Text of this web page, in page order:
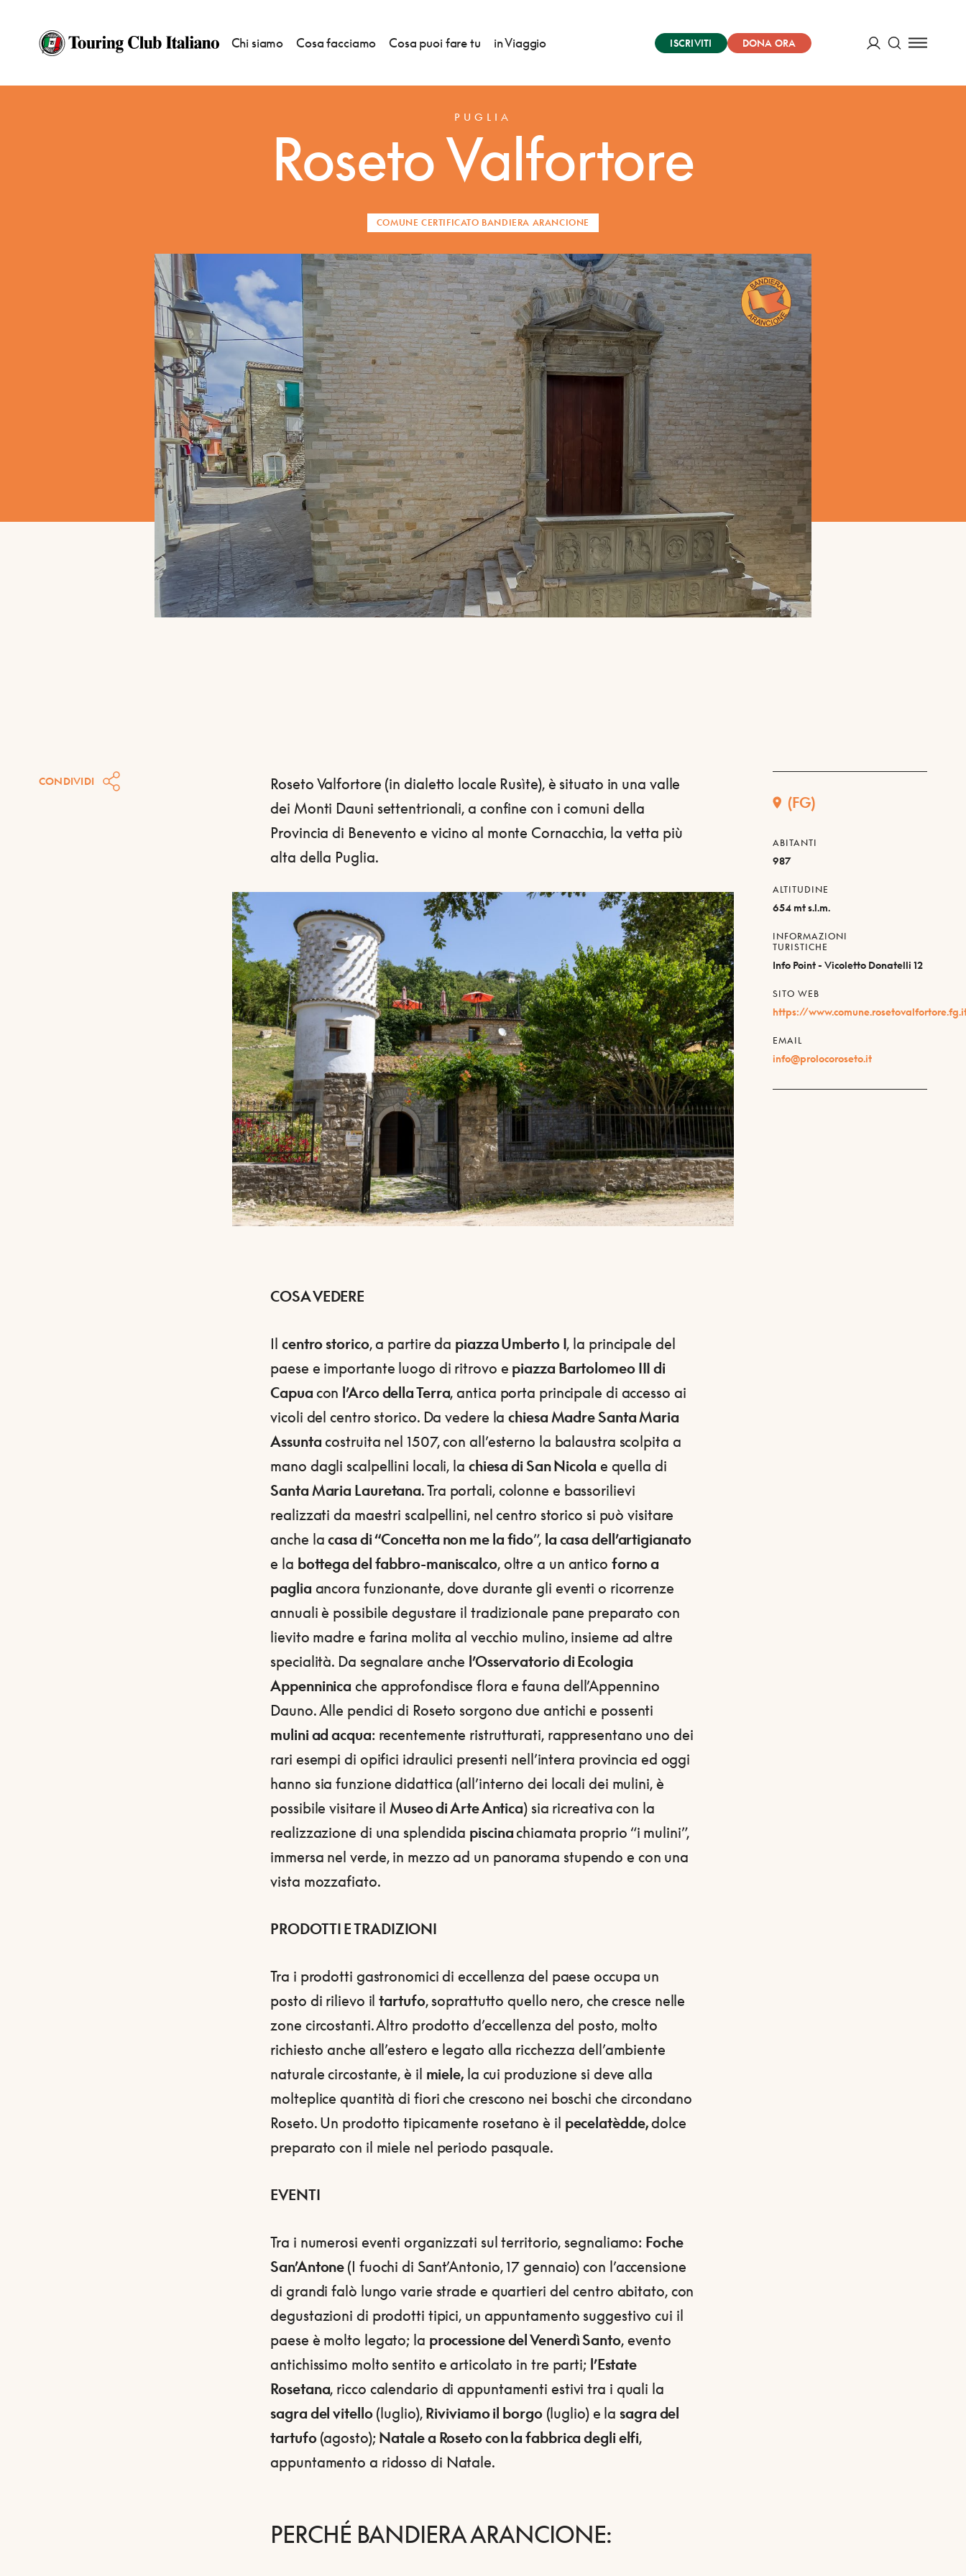
Chi siamo Cosa facciamo Cosa puoi fare tu in Viaggio ISCRIVITI
DONA ORA
HOME DESTINAZIONI ROSETO VALFORTORE (FG) - BANDIERA ARANCIONE DEL TCI
PUGLIA
Roseto Valfortore
COMUNE CERTIFICATO BANDIERA ARANCIONE
Roseto Valfortore (in dialetto locale Rusìte), è situato in una valle
dei Monti Dauni settentrionali, a confine con i comuni della
Provincia di Benevento e vicino al monte Cornacchia, la vetta più
alta della Puglia.
COSA VEDERE
Il centro storico, a partire da piazza Umberto I, la principale del
paese e importante luogo di ritrovo e piazza Bartolomeo III di
Capua con l’Arco della Terra, antica porta principale di accesso ai
vicoli del centro storico. Da vedere lachiesa Madre Santa Maria
Assunta costruita nel 1507, con all’esterno la balaustra scolpita a
mano dagli scalpellini locali, la chiesa di San Nicola e quella di
Santa Maria Lauretana. Tra portali, colonne e bassorilievi
realizzati da maestri scalpellini, nel centro storico si può visitare
anche lacasa di “Concetta non me la fido”, la casa dell’artigianato
e la bottega del fabbro-maniscalco, oltre a un antico forno a
paglia ancora funzionante, dove durante gli eventi o ricorrenze
annuali è possibile degustare il tradizionale pane preparato con
lievito madre e farina molita al vecchio mulino, insieme ad altre
specialità. Da segnalare anche l’Osservatorio di Ecologia
Appenninica che approfondisce flora e fauna dell’Appennino
Dauno. Alle pendici di Roseto sorgono due antichi e possenti
mulini ad acqua: recentemente ristrutturati, rappresentano uno dei
rari esempi di opifici idraulici presenti nell’intera provincia ed oggi
hanno sia funzione didattica (all’interno dei locali dei mulini, è
possibile visitare ilMuseo di Arte Antica) sia ricreativa con la
realizzazione di una splendida piscinachiamata proprio “i mulini”,
immersa nel verde, in mezzo ad un panorama stupendo e con una
vista mozzafiato.
PRODOTTI E TRADIZIONI
Tra i prodotti gastronomici di eccellenza del paese occupa un
posto di rilievo iltartufo, soprattutto quello nero, che cresce nelle
zone circostanti. Altro prodotto d’eccellenza del posto, molto
richiesto anche all’estero e legato alla ricchezza dell’ambiente
naturale circostante, è il miele, la cui produzione si deve alla
molteplice quantità di fiori che crescono nei boschi che circondano
Roseto. Un prodotto tipicamente rosetano è il pecelatèdde,dolce
preparato con il miele nel periodo pasquale.
EVENTI
Tra i numerosi eventi organizzati sul territorio, segnaliamo: Foche
San’Antone (I fuochi di Sant’Antonio, 17 gennaio) con l’accensione
di grandi falò lungo varie strade e quartieri del centro abitato, con
degustazioni di prodotti tipici, un appuntamento suggestivo cui il
paese è molto legato; la processione del Venerdì Santo, evento
antichissimo molto sentito e articolato in tre parti; l’Estate
Rosetana, ricco calendario di appuntamenti estivi tra i quali la
sagra del vitello(luglio), Riviviamo il borgo(luglio) e lasagra del
tartufo(agosto); Natale a Roseto con la fabbrica degli elfi,
appuntamento a ridosso di Natale.
PERCHÉ BANDIERA ARANCIONE:
CONDIVIDI
(FG)
ABITANTI
987
ALTITUDINE
654 mt s.l.m.
INFORMAZIONI
TURISTICHE
Info Point - Vicoletto Donatelli 12
SITO WEB
https://
EMAIL
info@prolocoroseto.it